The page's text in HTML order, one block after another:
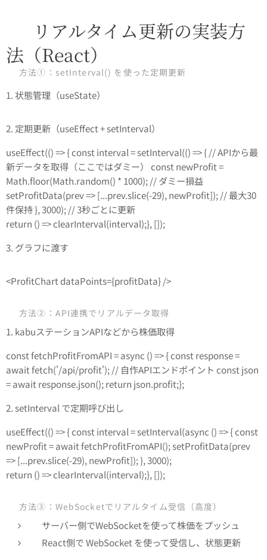
🔄 リアルタイム更新の実装方
法（React）
✅ 方法①：setInterval() を使った定期更新
1. 状態管理（useState）
2. 定期更新（useEffect + setInterval）
useEffect(() => { const interval = setInterval(() => { // APIから最
新データを取得（ここではダミー） const newProfit =
Math.floor(Math.random() * 1000); // ダミー損益
setProfitData(prev => [...prev.slice(-29), newProfit]); // 最大30
件保持 }, 3000); // 3秒ごとに更新
return () => clearInterval(interval);}, []);
3. グラフに渡す
<ProfitChart dataPoints={profitData} />
✅ 方法②：API連携でリアルデータ取得
1. kabuステーションAPIなどから株価取得
const fetchProfitFromAPI = async () => { const response =
await fetch('/api/profit'); // 自作APIエンドポイント const json
= await response.json(); return json.profit;};
2. setInterval で定期呼び出し
useEffect(() => { const interval = setInterval(async () => { const
newProfit = await fetchProfitFromAPI(); setProfitData(prev
=> [...prev.slice(-29), newProfit]); }, 3000);
return () => clearInterval(interval);}, []);
✅ 方法③：WebSocketでリアルタイム受信（高度）
サーバー側でWebSocketを使って株価をプッシュ
React側で WebSocket を使って受信し、状態更新